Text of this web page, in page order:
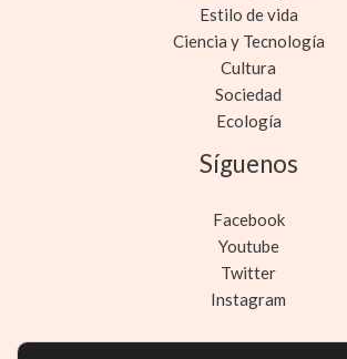
Estilo de vida
Ciencia y Tecnología
Cultura
Sociedad
Ecología
Síguenos
Facebook
Youtube
Twitter
Instagram